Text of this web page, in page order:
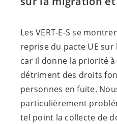
Les VERT-E-S se
reprise du pacte UE sur
car il donne la priorité
détriment des droits
personnes en fuite.
particulièrement
tel point la collecte de